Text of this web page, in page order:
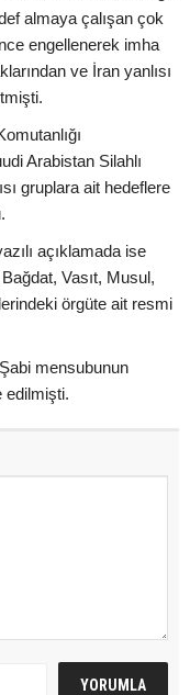
almaya çalışan çok
engellenerek imha
ve İran yanlısı
Arabistan Silahlı
gruplara ait hedeflere
açıklamada ise
Vasıt, Musul,
örgüte ait resmi
mensubunun
edilmişti.